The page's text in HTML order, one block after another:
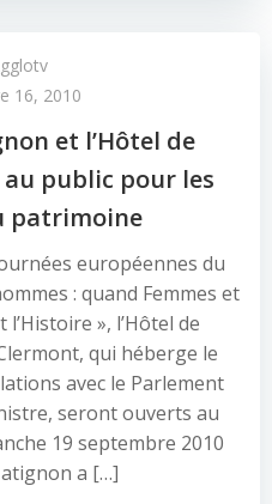
16, 2010
et l’Hôtel de
public pour les
patrimoine
européennes du
: quand Femmes et
», l’Hôtel de
qui héberge le
avec le Parlement
seront ouverts au
19 septembre 2010
a […]